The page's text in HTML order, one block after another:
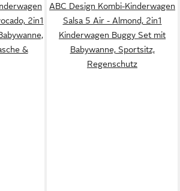
2in1
&
ABC Design Kombi-Kinderwagen
Salsa 5 Air - Almond, 2in1
Kinderwagen Buggy Set mit
Babywanne, Sportsitz,
Regenschutz